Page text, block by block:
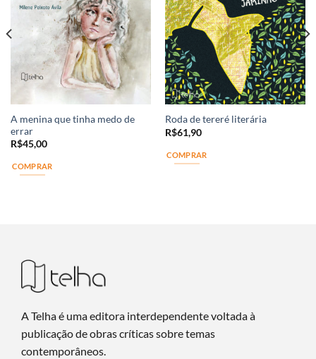
A menina que tinha medo de
errar
R$45,00
COMPRAR
Roda de tereré literária
R$61,90
COMPRAR
A Telha é uma editora interdependente voltada à
publicação de obras críticas sobre temas
contemporâneos.